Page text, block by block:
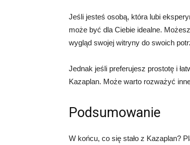
Jeśli jesteś osobą, która lubi
może być dla Ciebie idealne.
wygląd swojej witryny do swoich
Jednak jeśli preferujesz prostotę i
Kazaplan. Może warto rozważyć
Podsumowanie
W końcu, co się stało z Kazaplan?